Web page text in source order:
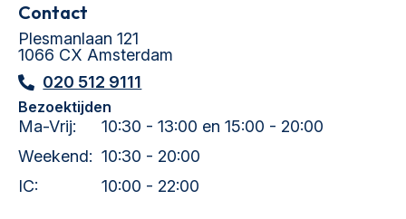
Contact
Plesmanlaan 121
1066 CX Amsterdam
020 512 9111
Bezoektijden
Ma-Vrij:
10:30 - 13:00 en 15:00 - 20:00
Weekend: 10:30 - 20:00
IC:
10:00 - 22:00